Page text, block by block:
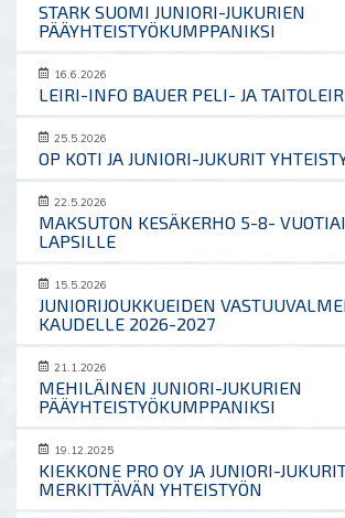
STARK SUOMI JUNIORI-JUKURIEN
PÄÄYHTEISTYÖKUMPPANIKSI
16.6.2026
LEIRI-INFO BAUER PELI- JA
25.5.2026
OP KOTI JA JUNIORI-JUKURIT
22.5.2026
MAKSUTON KESÄKERHO 5-8-
LAPSILLE
15.5.2026
JUNIORIJOUKKUEIDEN
KAUDELLE 2026-2027
21.1.2026
MEHILÄINEN JUNIORI-JUKURIEN
PÄÄYHTEISTYÖKUMPPANIKSI
19.12.2025
KIEKKONE PRO OY JA JUNIORI-
MERKITTÄVÄN YHTEISTYÖN